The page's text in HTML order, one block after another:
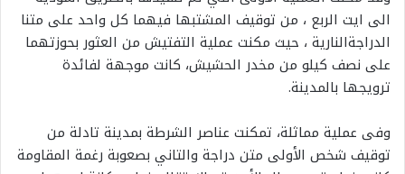
الى ايت الربع ، من توقيف المشتبها فيهما كل واحد على متنا
الدراجةالنارية ، حيث مكنت عملية التفتيش من العثور بحوزتهما
على نصف كيلو من مخدر الحشيش، كانت موجهة لفائدة
ترويجها بالمدينة.
وفى عملية مماثلة، تمكنت عناصر الشرطة بمدينة تادلة من
توقيف شخص الأولى متن دراجة والتاني بصعوبة رغمة المقاومة